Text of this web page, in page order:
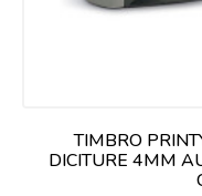
TIMBRO
DICITURE 4MM